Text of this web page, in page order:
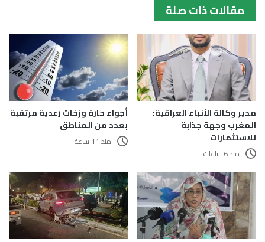
مقالات ذات صلة
مدير وكالة الأنباء العراقية:
المغرب وجهة جذابة
للاستثمارات
منذ 6 ساعات
أجواء حارة وزخات رعدية مرتقبة
بعدد من المناطق
منذ 11 ساعة